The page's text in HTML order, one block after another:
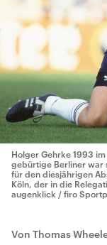
Holger Gehrke 1993
gebürtige Berliner war
für den diesjährigen
Köln, der in die
augenklick / firo
Von Thomas